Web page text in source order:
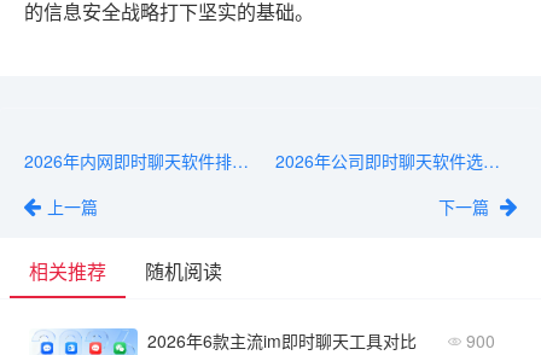
的信息安全战略打下坚实的基础。
2026年内网即时聊天软件排名：功能与性价比对比
上一篇
2026年公司即时聊天软件选型指南：10款热门产品深度评测
下一篇
相关推荐 随机阅读
2026年6款主流im即时聊天工具对比 900